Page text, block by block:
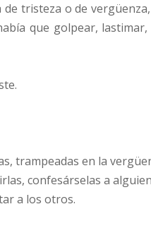
tristeza o de
que golpear,
trampeadas en la
confesárselas a
a los otros.